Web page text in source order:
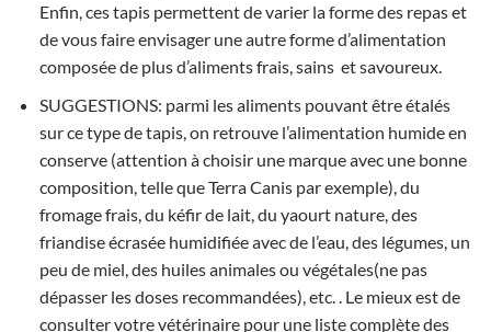
Enfin, ces tapis permettent de varier la forme des repas et
de vous faire envisager une autre forme d’alimentation
composée de plus d’aliments frais, sains et savoureux.
SUGGESTIONS: parmi les aliments pouvant être étalés
sur ce type de tapis, on retrouve l’alimentation humide en
conserve (attention à choisir une marque avec une bonne
composition, telle que Terra Canis par exemple), du
fromage frais, du kéfir de lait, du yaourt nature, des
friandise écrasée humidifiée avec de l’eau, des légumes, un
peu de miel, des huiles animales ou végétales(ne pas
dépasser les doses recommandées), etc. . Le mieux est de
consulter votre vétérinaire pour une liste complète des